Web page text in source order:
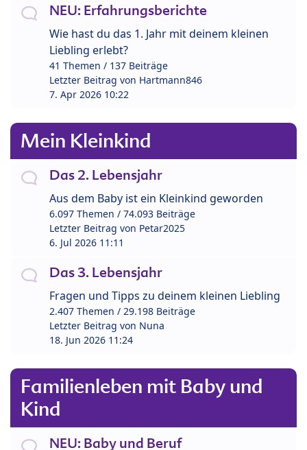
NEU: Erfahrungsberichte
Wie hast du das 1. Jahr mit deinem kleinen
Liebling erlebt?
41 Themen / 137 Beiträge
Letzter Beitrag von Hartmann846
7. Apr 2026 10:22
Mein Kleinkind
Das 2. Lebensjahr
Aus dem Baby ist ein Kleinkind geworden
6.097 Themen / 74.093 Beiträge
Letzter Beitrag von Petar2025
6. Jul 2026 11:11
Das 3. Lebensjahr
Fragen und Tipps zu deinem kleinen Liebling
2.407 Themen / 29.198 Beiträge
Letzter Beitrag von Nuna
18. Jun 2026 11:24
Familienleben mit Baby und
Kind
NEU: Baby und Beruf